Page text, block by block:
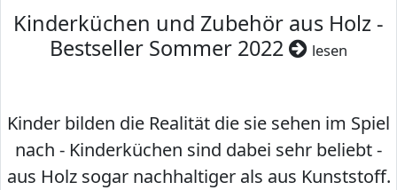
Kinderküchen und Zubehör aus Holz -
Bestseller Sommer 2022
lesen
Kinder bilden die Realität die sie sehen im Spiel
nach - Kinderküchen sind dabei sehr beliebt -
aus Holz sogar nachhaltiger als aus Kunststoff.